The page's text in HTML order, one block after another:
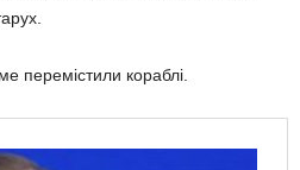
перемістили кораблі.